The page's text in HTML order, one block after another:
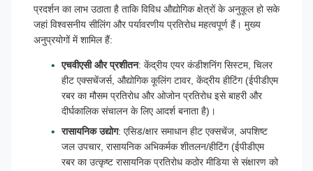
प्रदर्शन का लाभ उठाता है ताकि विविध औद्योगिक क्षेत्रों के अनुकूल हो सके
जहां विश्वसनीय सीलिंग और पर्यावरणीय प्रतिरोध महत्वपूर्ण हैं। मुख्य
अनुप्रयोगों में शामिल हैं:
एचवीएसी और प्रशीतन: केंद्रीय एयर कंडीशनिंग सिस्टम, चिलर
हीट एक्सचेंजर्स, औद्योगिक कूलिंग टावर, केंद्रीय हीटिंग (ईपीडीएम
रबर का मौसम प्रतिरोध और ओजोन प्रतिरोध इसे बाहरी और
दीर्घकालिक संचालन के लिए आदर्श बनाता है)।
रासायनिक उद्योग: एसिड/क्षार समाधान हीट एक्सचेंज, अपशिष्ट
जल उपचार, रासायनिक अभिकर्मक शीतलन/हीटिंग (ईपीडीएम
रबर का उत्कृष्ट रासायनिक प्रतिरोध कठोर मीडिया से संक्षारण को